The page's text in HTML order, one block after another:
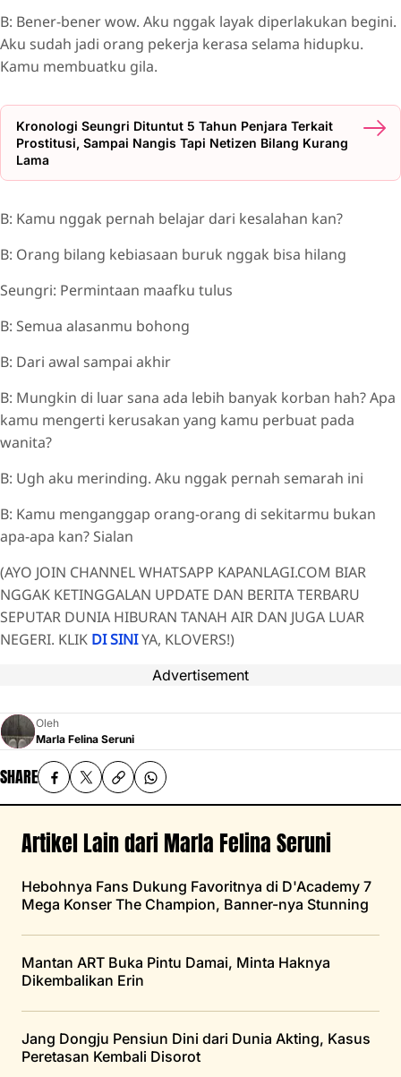
B: Bener-bener wow. Aku nggak layak diperlakukan begini.
Aku sudah jadi orang pekerja kerasa selama hidupku.
Kamu membuatku gila.
Kronologi Seungri Dituntut 5 Tahun Penjara Terkait
Prostitusi, Sampai Nangis Tapi Netizen Bilang Kurang
Lama
B: Kamu nggak pernah belajar dari kesalahan kan?
B: Orang bilang kebiasaan buruk nggak bisa hilang
Seungri: Permintaan maafku tulus
B: Semua alasanmu bohong
B: Dari awal sampai akhir
B: Mungkin di luar sana ada lebih banyak korban hah? Apa
kamu mengerti kerusakan yang kamu perbuat pada
wanita?
B: Ugh aku merinding. Aku nggak pernah semarah ini
B: Kamu menganggap orang-orang di sekitarmu bukan
apa-apa kan? Sialan
(AYO JOIN CHANNEL WHATSAPP KAPANLAGI.COM BIAR
NGGAK KETINGGALAN UPDATE DAN BERITA TERBARU
SEPUTAR DUNIA HIBURAN TANAH AIR DAN JUGA LUAR
NEGERI. KLIK DI SINIYA, KLOVERS!)
Advertisement
Oleh
Marla Felina Seruni
SHARE
Artikel Lain dari Marla Felina Seruni
Hebohnya Fans Dukung Favoritnya di D'Academy 7
Mega Konser The Champion, Banner-nya Stunning
Mantan ART Buka Pintu Damai, Minta Haknya
Dikembalikan Erin
Jang Dongju Pensiun Dini dari Dunia Akting, Kasus
Peretasan Kembali Disorot